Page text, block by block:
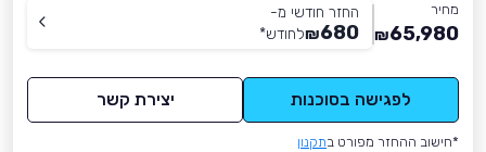
מחיר
65,980
₪
החזר חודשי מ-
680
₪לחודש*
לפגישה בסוכנות יצירת קשר
*חישוב ההחזר מפורט בתקנון